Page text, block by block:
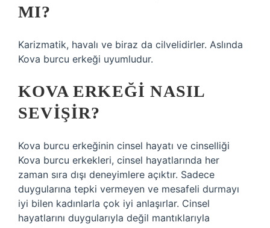
MI?
Karizmatik, havalı ve biraz da cilvelidirler. Aslında
Kova burcu erkeği uyumludur.
KOVA ERKEĞI NASIL
SEVIŞIR?
Kova burcu erkeğinin cinsel hayatı ve cinselliği
Kova burcu erkekleri, cinsel hayatlarında her
zaman sıra dışı deneyimlere açıktır. Sadece
duygularına tepki vermeyen ve mesafeli durmayı
iyi bilen kadınlarla çok iyi anlaşırlar. Cinsel
hayatlarını duygularıyla değil mantıklarıyla